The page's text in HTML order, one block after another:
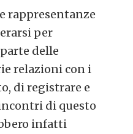
rappresentanze
per
delle
relazioni con i
di registrare e
di questo
infatti